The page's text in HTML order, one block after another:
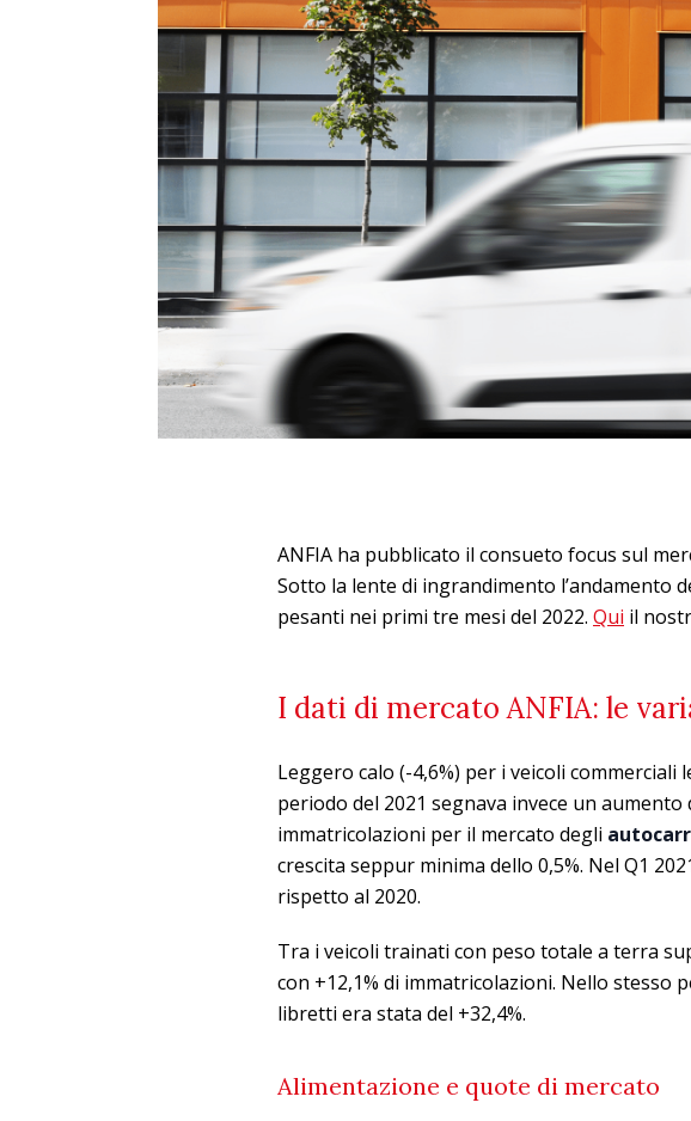
ANFIA ha pubblicato il consueto focus sul
Sotto la lente di ingrandimento l’andamento
pesanti nei primi tre mesi del 2022. Qui il
I dati di mercato ANFIA: le
Leggero calo (-4,6%) per i veicoli
periodo del 2021 segnava invece un aumento
immatricolazioni per il mercato degli
crescita seppur minima dello 0,5%. Nel Q1
rispetto al 2020.
Tra i veicoli trainati con peso totale a terra
con +12,1% di immatricolazioni. Nello stesso
libretti era stata del +32,4%.
Alimentazione e quote di mercato